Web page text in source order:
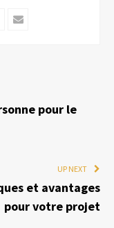
Email
pour le
UP NEXT
et avantages
pour votre projet